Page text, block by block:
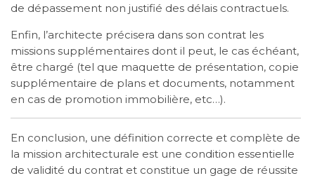
de dépassement non justifié des délais contractuels.
Enfin, l’architecte précisera dans son contrat les
missions supplémentaires dont il peut, le cas échéant,
être chargé (tel que maquette de présentation, copie
supplémentaire de plans et documents, notamment
en cas de promotion immobilière, etc…).
En conclusion, une définition correcte et complète de
la mission architecturale est une condition essentielle
de validité du contrat et constitue un gage de réussite